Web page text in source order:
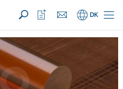
ProdukterÅbn
DK
Åbn
favoritliste